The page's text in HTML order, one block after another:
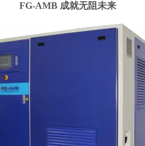
FG-AMB 成就无阻未来